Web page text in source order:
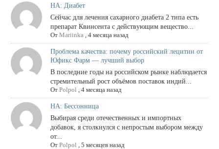
НА: Диабет
Сейчас для лечения сахарного диабета 2 типа есть
препарат Квинсента с действующим вещество...
От Mariinka, 4 месяца назад
Проблема качества: почему российский лецитин от
Юфикс Фарм — лучший выбор
В последние годы на российском рынке наблюдается
стремительный рост объёмов поставок индий...
От Polpol , 4 месяца назад
НА: Бессонница
Выбирая среди отечественных и импортных
добавок, я столкнулся с непростым выбором между
от...
От Polpol , 5 месяцев назад